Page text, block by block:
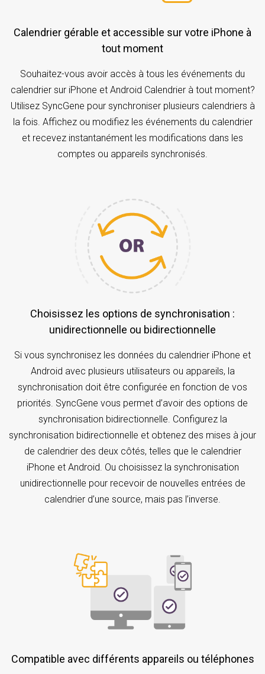
Calendrier gérable et accessible sur votre iPhone à
tout moment
Souhaitez-vous avoir accès à tous les événements du
calendrier sur iPhone et Android Calendrier à tout moment?
Utilisez SyncGene pour synchroniser plusieurs calendriers à
la fois. Affichez ou modifiez les événements du calendrier
et recevez instantanément les modifications dans les
comptes ou appareils synchronisés.
Choisissez les options de synchronisation :
unidirectionnelle ou bidirectionnelle
Si vous synchronisez les données du calendrier iPhone et
Android avec plusieurs utilisateurs ou appareils, la
synchronisation doit être configurée en fonction de vos
priorités. SyncGene vous permet d’avoir des options de
synchronisation bidirectionnelle. Configurez la
synchronisation bidirectionnelle et obtenez des mises à jour
de calendrier des deux côtés, telles que le calendrier
iPhone et Android. Ou choisissez la synchronisation
unidirectionnelle pour recevoir de nouvelles entrées de
calendrier d’une source, mais pas l’inverse.
Compatible avec différents appareils ou téléphones